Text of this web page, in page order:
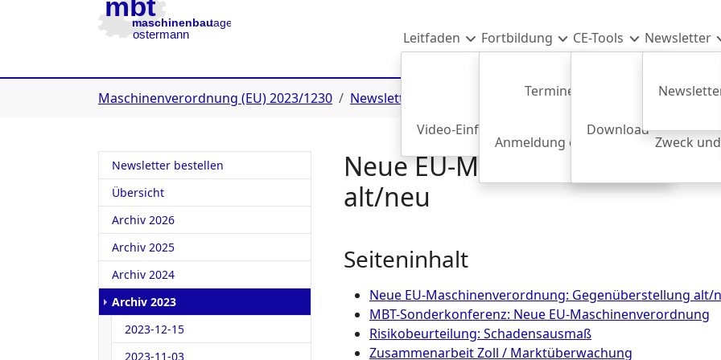
Zur Hauptnavigation
Leitfaden
Video-Einführung
AEU-Vertrag
Fortbildung
Termine & Anmeldung
Anmeldung einer Mitarbeiter*in
CE-Tools
Download
Zweck
Newsletter
Maschinenverordnung (EU) 2023/1230 Newsletter 2023-02-15
Neue EU-
alt/neu
Seiteninhalt
Neue EU-Maschinenverordnung: Gegenüberstellung alt/
MBT-Sonderkonferenz: Neue EU-Maschinenverordnung
Risikobeurteilung: Schadensausmaß
Zusammenarbeit Zoll / Marktüberwachung
Newsletter bestellen
Übersicht
Archiv 2026
Archiv 2025
Archiv 2024
Archiv 2023
2023-12-15
2023-11-03